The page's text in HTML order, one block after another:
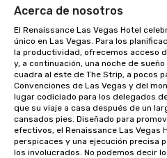
Acerca de nosotros
El Renaissance Las Vegas Hotel
único en Las Vegas. Para los
la productividad, ofrecemos acceso
y, a continuación, una noche de
cuadra al este de The Strip, a pocos
Convenciones de Las Vegas y del
lugar codiciado para los delegados
que su viaje a casa después de un
cansados pies. Diseñado para
efectivos, el Renaissance Las
perspicaces y una ejecución precisa
los involucrados. No podemos decir